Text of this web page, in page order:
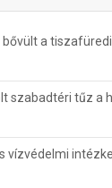
a
szabadtéri tűz a
vízvédelmi